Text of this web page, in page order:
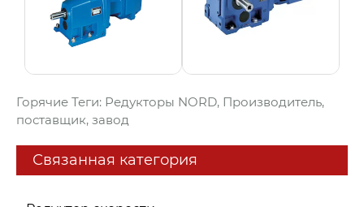
Горячие Теги: Редукторы NORD, Производитель,
поставщик, завод
Связанная категория